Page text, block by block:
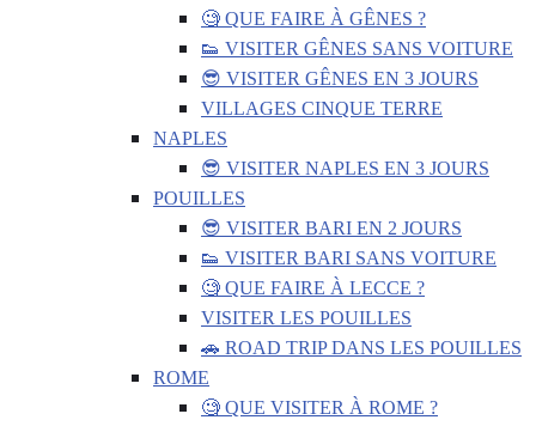
🧐 QUE FAIRE À GÊNES ?
👟 VISITER GÊNES SANS VOITURE
😎 VISITER GÊNES EN 3 JOURS
VILLAGES CINQUE TERRE
NAPLES
😎 VISITER NAPLES EN 3 JOURS
POUILLES
😎 VISITER BARI EN 2 JOURS
👟 VISITER BARI SANS VOITURE
🧐 QUE FAIRE À LECCE ?
VISITER LES POUILLES
🚗 ROAD TRIP DANS LES POUILLES
ROME
🧐 QUE VISITER À ROME ?